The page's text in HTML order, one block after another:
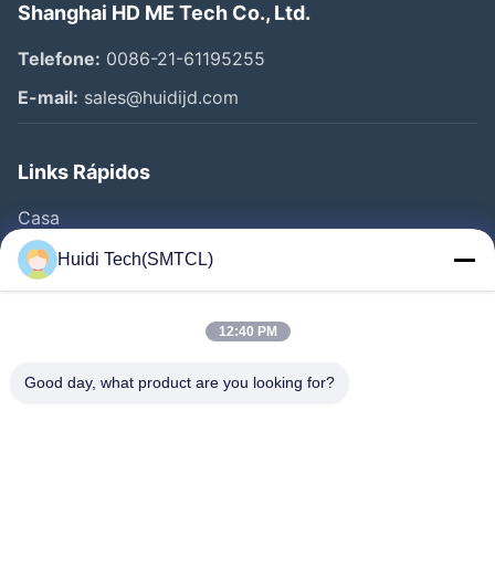
Shanghai HD ME Tech Co., Ltd.
Telefone: 0086-21-61195255
E-mail: sales@huidijd.com
Links Rápidos
Casa
Produtos
Vídeos
Fábrica
Huidi Tech(SMTCL)
12:40 PM
Good day, what product are you looking for?